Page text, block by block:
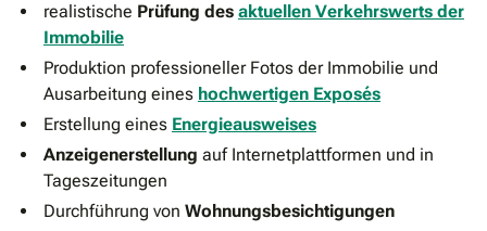
realistische Prüfung des aktuellen Verkehrswerts der
Immobilie
Produktion professioneller Fotos der Immobilie und
Ausarbeitung eines hochwertigen Exposés
Erstellung eines Energieausweises
Anzeigenerstellung auf Internetplattformen und in
Tageszeitungen
Durchführung von Wohnungsbesichtigungen